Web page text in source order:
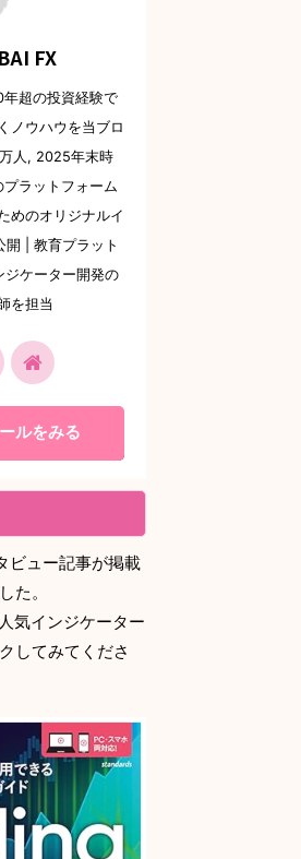
FX
超の投資経験で
ノウハウを当ブロ
人, 2025年末時
ラットフォーム
めのオリジナルイ
開 | 教育プラット
ジケーター開発の
を担当
ルをみる
ビュー記事が掲載
た。
気インジケーター
してみてくださ